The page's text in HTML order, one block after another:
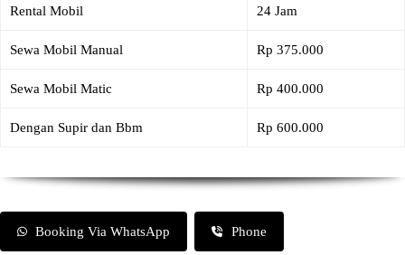
Rental Mobil 24 Jam
Sewa Mobil Manual Rp 375.000
Sewa Mobil Matic Rp 400.000
Dengan Supir dan Bbm Rp 600.000
Booking Via WhatsApp Phone